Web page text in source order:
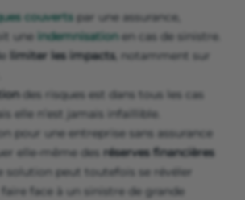
couverts par une assurance,
une indemnisationen cas de sinistre.
limiter les impacts, notamment sur
des risques est dans tous les cas
elle n’est jamais infaillible.
pour une entreprise sans assurance
elle-même des réserves financières
solution peut toutefois se révéler
face à un sinistre de grande